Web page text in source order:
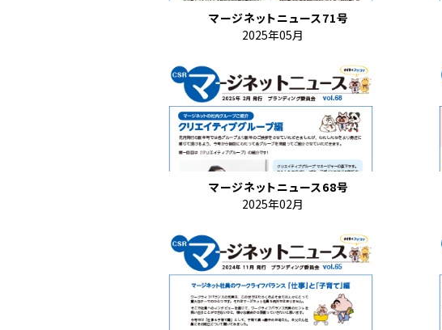
マージネットニュース71号
2025年05月
マージネットニュース68号
2025年02月